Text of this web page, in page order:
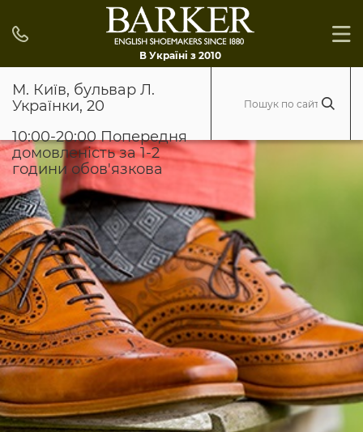
В Україні з 2010
М. Київ, бульвар Л.
Українки, 20
10:00-20:00 Попередня
домовленість за 1-2
години обов'язкова